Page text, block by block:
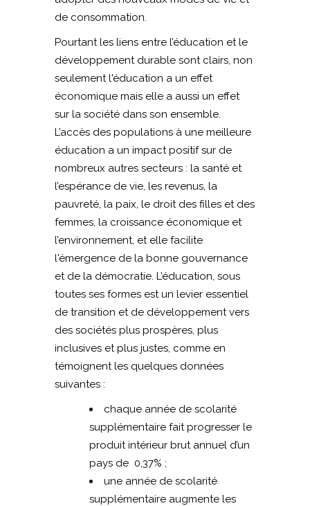
de consommation.
Pourtant les liens entre l’éducation et le
développement durable sont clairs, non
seulement l'éducation a un effet
économique mais elle a aussi un effet
sur la société dans son ensemble.
L’accès des populations à une meilleure
éducation a un impact positif sur de
nombreux autres secteurs : la santé et
l’espérance de vie, les revenus, la
pauvreté, la paix, le droit des filles et des
femmes, la croissance économique et
l’environnement, et elle facilite
l'émergence de la bonne gouvernance
et de la démocratie. L’éducation, sous
toutes ses formes est un levier essentiel
de transition et de développement vers
des sociétés plus prospères, plus
inclusives et plus justes, comme en
témoignent les quelques données
suivantes :
chaque année de scolarité
supplémentaire fait progresser le
produit intérieur brut annuel d’un
pays de 0,37% ;
une année de scolarité
supplémentaire augmente les